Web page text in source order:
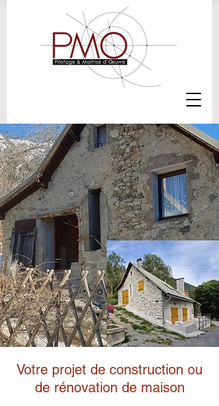
Votre projet de construction ou
de rénovation de maison